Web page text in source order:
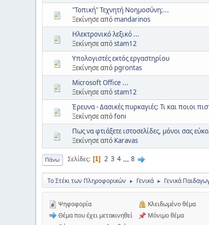
"Τοπική" Τεχνητή Νοημοσύνη;...
Ξεκίνησε από mandarinos
Ηλεκτρονικό λεξικό ...
Ξεκίνησε απόstam12
Υπολογιστές εκτός εργαστηρίου
Ξεκίνησε από pgrontas
Microsoft Office ...
Ξεκίνησε απόstam12
Έρευνα - Δασικές πυρκαγιές: Τι και ποιοι
Ξεκίνησε απόfoni
Πως να φτιάξετε ιστοσελίδες, μόνοι σας
Ξεκίνησε από Karavas
Πάνω Σελίδες 1 2 3 4 ... 8
Το Στέκι των Πληροφορικών ► Γενικά ► Γενικά
Ψηφοφορία
Θέμα που έχει μετακινηθεί
Κλειδωμένο θέμα
Μόνιμο θέμα